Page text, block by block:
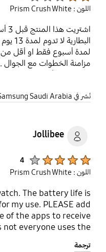
اللون : Prism Crush White
لمدة أسبوع فقط او أقل
نُشر في Samsung Saudi Arabia
Jollibee
4
اللون : Prism Crush White
The battery life is
my use. PLEASE add
of the apps to receive
everyone uses the
ترجمة